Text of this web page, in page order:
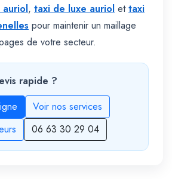
, taxi de luxe auriol ettaxi
pour maintenir un maillage
de votre secteur.
rapide ?
Voir nos services
06 63 30 29 04